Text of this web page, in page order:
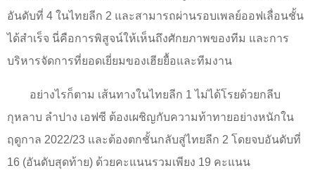
อันดับที่ 4 ในไทยลีก 2 และสามารถผ่านรอบเพลย์ออฟเลื่อนชั้น
ได้สำเร็จ นี่คือการพิสูจน์ให้เห็นถึงศักยภาพของทีม และการ
บริหารจัดการที่ยอดเยี่ยมของเฮียยื้อและทีมงาน
อย่างไรก็ตาม เส้นทางในไทยลีก 1ไม่ได้โรยด้วยกลีบ
กุหลาบ ลำปาง เอฟซี ต้องเผชิญกับความท้าทายอย่างหนักใน
ฤดูกาล 2022/23 และต้องตกชั้นกลับสู่ไทยลีก 2 โดยจบอันดับที่
16 (อันดับสุดท้าย) ด้วยคะแนนรวมเพียง 19 คะแนน